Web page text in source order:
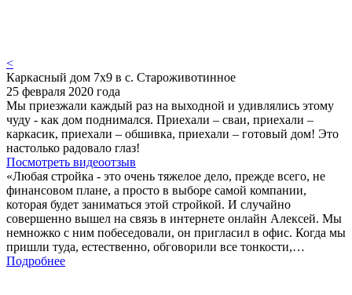
<
Каркасный дом 7х9 в с. Староживотинное
25 февраля 2020 года
Мы приезжали каждый раз на выходной и удивлялись этому
чуду - как дом поднимался. Приехали – сваи, приехали –
каркасик, приехали – обшивка, приехали – готовый дом! Это
настолько радовало глаз!
Посмотреть видеоотзыв
«Любая стройка - это очень тяжелое дело, прежде всего, не
финансовом плане, а просто в выборе самой компании,
которая будет заниматься этой стройкой. И случайно
совершенно вышел на связь в интернете онлайн Алексей. Мы
немножко с ним побеседовали, он пригласил в офис. Когда мы
пришли туда, естественно, обговорили все тонкости,…
Подробнее